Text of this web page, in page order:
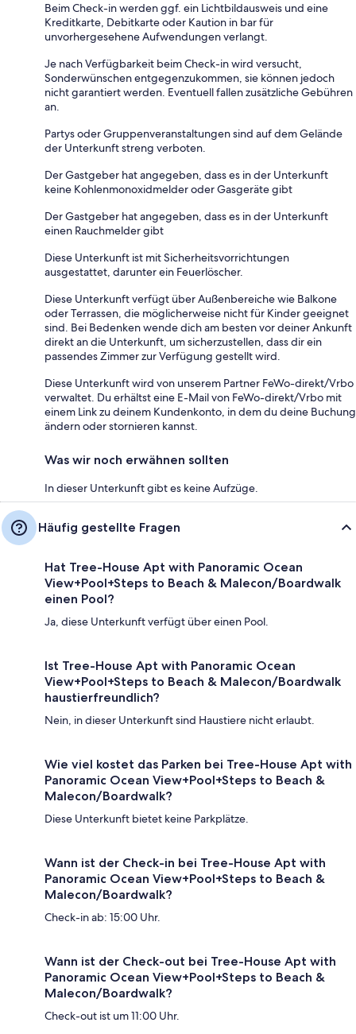
Beim Check-in werden ggf. ein Lichtbildausweis und eine
Kreditkarte, Debitkarte oder Kaution in bar für
unvorhergesehene Aufwendungen verlangt.
Je nach Verfügbarkeit beim Check-in wird versucht,
Sonderwünschen entgegenzukommen, sie können jedoch
nicht garantiert werden. Eventuell fallen zusätzliche Gebühren
an.
Partys oder Gruppenveranstaltungen sind auf dem Gelände
der Unterkunft streng verboten.
Der Gastgeber hat angegeben, dass es in der Unterkunft
keine Kohlenmonoxidmelder oder Gasgeräte gibt
Der Gastgeber hat angegeben, dass es in der Unterkunft
einen Rauchmelder gibt
Diese Unterkunft ist mit Sicherheitsvorrichtungen
ausgestattet, darunter ein Feuerlöscher.
Diese Unterkunft verfügt über Außenbereiche wie Balkone
oder Terrassen, die möglicherweise nicht für Kinder geeignet
sind. Bei Bedenken wende dich am besten vor deiner Ankunft
direkt an die Unterkunft, um sicherzustellen, dass dir ein
passendes Zimmer zur Verfügung gestellt wird.
Diese Unterkunft wird von unserem Partner FeWo-direkt/Vrbo
verwaltet. Du erhältst eine E-Mail von FeWo-direkt/Vrbo mit
einem Link zu deinem Kundenkonto, in dem du deine Buchung
ändern oder stornieren kannst.
Was wir noch erwähnen sollten
In dieser Unterkunft gibt es keine Aufzüge.
Häufig gestellte Fragen
Hat Tree-House Apt with Panoramic Ocean
View+Pool+Steps to Beach & Malecon/Boardwalk
einen Pool?
Ja, diese Unterkunft verfügt über einen Pool.
Ist Tree-House Apt with Panoramic Ocean
View+Pool+Steps to Beach & Malecon/Boardwalk
haustierfreundlich?
Nein, in dieser Unterkunft sind Haustiere nicht erlaubt.
Wie viel kostet das Parken bei Tree-House Apt with
Panoramic Ocean View+Pool+Steps to Beach &
Malecon/Boardwalk?
Diese Unterkunft bietet keine Parkplätze.
Wann ist der Check-in bei Tree-House Apt with
Panoramic Ocean View+Pool+Steps to Beach &
Malecon/Boardwalk?
Check-in ab: 15:00 Uhr.
Wann ist der Check-out bei Tree-House Apt with
Panoramic Ocean View+Pool+Steps to Beach &
Malecon/Boardwalk?
Check-out ist um 11:00 Uhr.